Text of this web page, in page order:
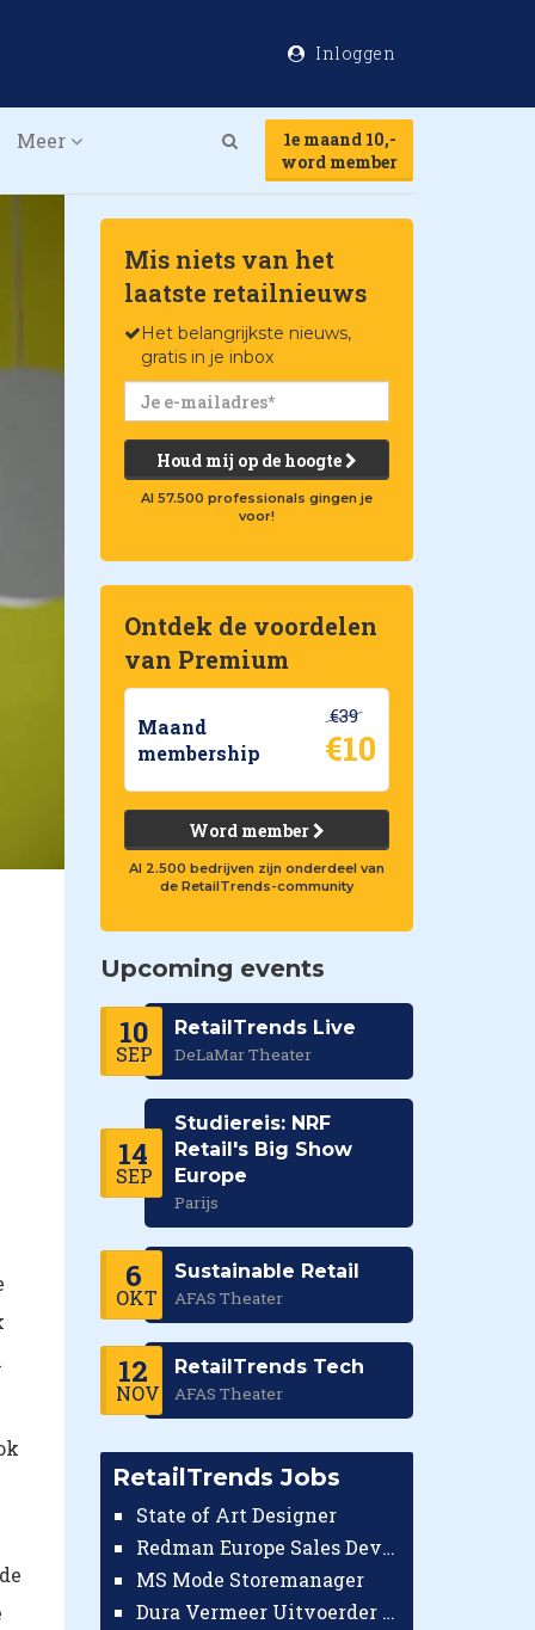
Inloggen
Meer
1e maand 10,-
word member
Mis niets van het
laatste retailnieuws
Het belangrijkste nieuws,
gratis in je inbox
Houd mij op de hoogte
Al 57.500 professionals gingen je
voor!
Ontdek de voordelen
van Premium
Maand
membership
€39
€10
Word member
Al 2.500 bedrijven zijn onderdeel van
de RetailTrends-community
Upcoming events
10
SEP
RetailTrends Live
DeLaMar Theater
14
SEP
Studiereis: NRF
Retail's Big Show
Europe
Parijs
6
OKT
Sustainable Retail
AFAS Theater
12
NOV
RetailTrends Tech
AFAS Theater
RetailTrends Jobs
State of Art Designer
Redman Europe Sales Developer (Europe)
MS Mode Storemanager
Dura Vermeer Uitvoerder GWW Amsterdam